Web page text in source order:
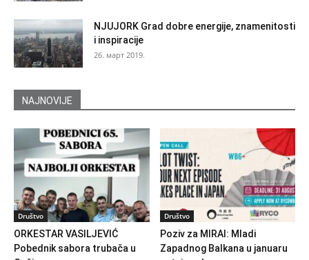
NJUJORK Grad dobre energije, znamenitosti
i inspiracije
26. март 2019.
NAJNOVIJE
Društvo
ORKESTAR VASILJEVIĆ
Pobednik sabora trubača u
Društvo
Poziv za MIRAI: Mladi
Zapadnog Balkana u januaru